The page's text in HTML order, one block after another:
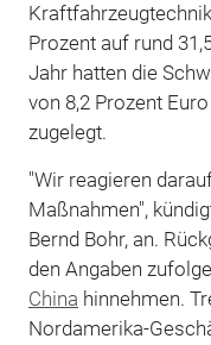
Prozent auf rund
Jahr hatten die
von 8,2 Prozent
zugelegt.
"Wir reagieren
Maßnahmen",
Bernd Bohr, an.
den Angaben
China hinnehmen.
Nordamerika-